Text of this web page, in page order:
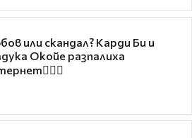
или скандал? Карди Би и
Окойе разпалиха